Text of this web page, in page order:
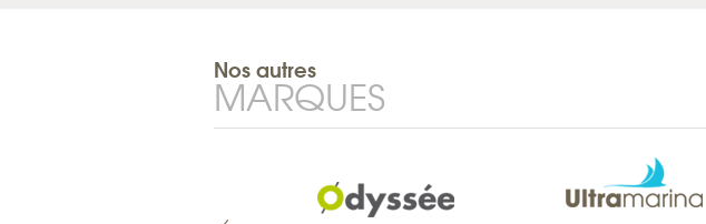
Nos autres
MARQUES